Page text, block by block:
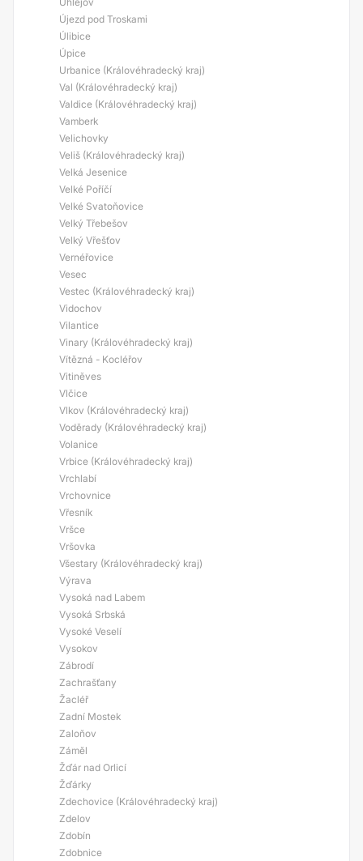
Újezd pod Troskami
Úlibice
Úpice
Urbanice (Královéhradecký kraj)
Val (Královéhradecký kraj)
Valdice (Královéhradecký kraj)
Vamberk
Velichovky
Veliš (Královéhradecký kraj)
Velká Jesenice
Velké Poříčí
Velké Svatoňovice
Velký Třebešov
Velký Vřešťov
Vernéřovice
Vesec
Vestec (Královéhradecký kraj)
Vidochov
Vilantice
Vinary (Královéhradecký kraj)
Vítězná - Kocléřov
Vitiněves
Vlčice
Vlkov (Královéhradecký kraj)
Voděrady (Královéhradecký kraj)
Volanice
Vrbice (Královéhradecký kraj)
Vrchlabí
Vrchovnice
Vřesník
Vršce
Vršovka
Všestary (Královéhradecký kraj)
Výrava
Vysoká nad Labem
Vysoká Srbská
Vysoké Veselí
Vysokov
Zábrodí
Zachrašťany
Žacléř
Zadní Mostek
Zaloňov
Záměl
Žďár nad Orlicí
Žďárky
Zdechovice (Královéhradecký kraj)
Zdelov
Zdobín
Zdobnice